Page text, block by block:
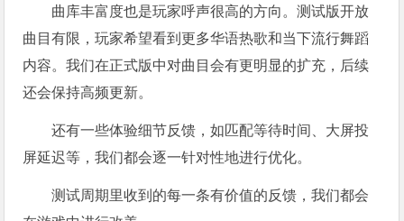
曲库丰富度也是玩家呼声很高的方向。测试版开放
曲目有限，玩家希望看到更多华语热歌和当下流行舞蹈
内容。我们在正式版中对曲目会有更明显的扩充，后续
还会保持高频更新。
还有一些体验细节反馈，如匹配等待时间、大屏投
屏延迟等，我们都会逐一针对性地进行优化。
测试周期里收到的每一条有价值的反馈，我们都会